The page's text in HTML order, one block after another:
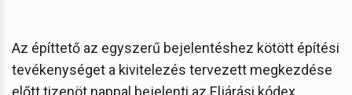
Az építtető az egyszerű bejelentéshez kötött építési
tevékenységet a kivitelezés tervezett megkezdése
előtt tizenöt nappal bejelenti az Eljárási kódex